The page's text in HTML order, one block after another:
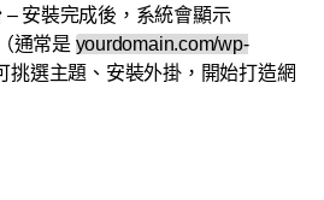
– 安裝完成後，系統會顯示
通常是 yourdomain.com/wp-
挑選主題、安裝外掛，開始打造網